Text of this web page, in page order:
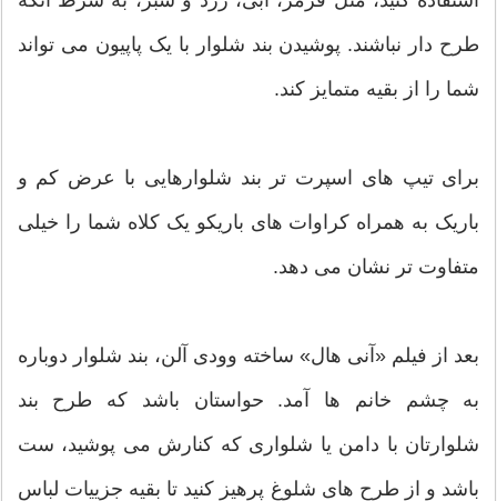
طرح دار نباشند. پوشیدن بند شلوار با یک پاپیون می تواند
شما را از بقیه متمایز کند.
برای تیپ های اسپرت تر بند شلوارهایی با عرض کم و
باریک به همراه کراوات های باریکو یک کلاه شما را خیلی
متفاوت تر نشان می دهد.
بعد از فیلم «آنی هال» ساخته وودی آلن، بند شلوار دوباره
به چشم خانم ها آمد. حواستان باشد که طرح بند
شلوارتان با دامن یا شلواری که کنارش می پوشید، ست
باشد و از طرح های شلوغ پرهیز کنید تا بقیه جزییات لباس